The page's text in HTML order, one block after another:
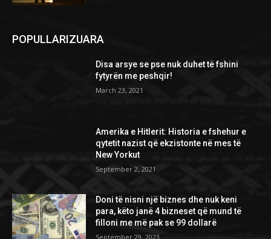
POPULLARIZUARA
Disa arsye se pse nuk duhet të fshini
fytyrën me peshqir!
March 23, 2021
Amerika e Hitlerit: Historia e fshehur e
qytetit nazist që ekzistonte në mes të
New Yorkut
September 2, 2021
Doni të nisni një biznes dhe nuk keni
para, këto janë 4 bizneset që mund të
filloni me më pak se 99 dollarë
September 29, 2023